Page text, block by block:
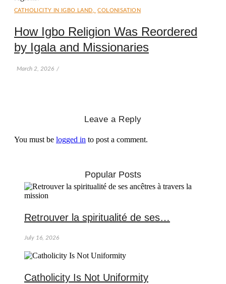
CATHOLICITY IN IGBO LAND COLONISATION
How Igbo Religion Was Reordered
by Igala and Missionaries
March 2, 2026 /
Leave a Reply
You must be logged in to post a comment.
Popular Posts
Retrouver la spiritualité de ses…
July 16, 2026
Catholicity Is Not Uniformity